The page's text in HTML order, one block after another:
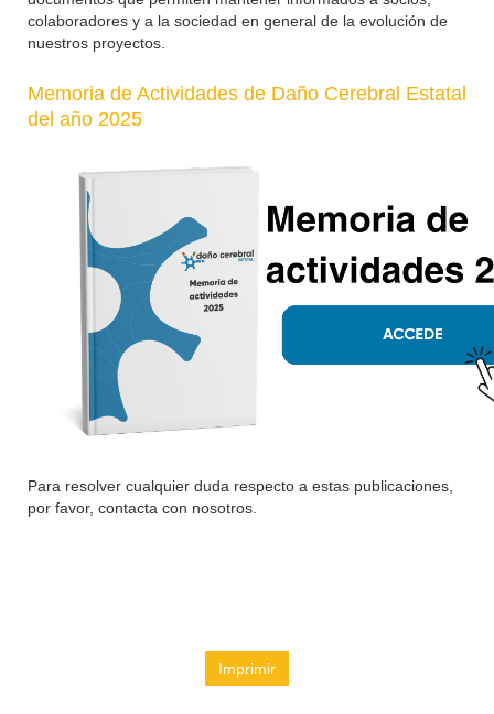
colaboradores y a la sociedad en general de la evolución de
nuestros proyectos.
Memoria de Actividades de Daño Cerebral Estatal
del año 2025
Para resolver cualquier duda respecto a estas publicaciones,
por favor, contacta con nosotros.
Imprimir